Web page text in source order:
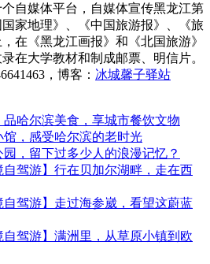
自媒体平台，自媒体宣传黑龙江第
家地理》、《中国旅游报》、《旅
在《黑龙江画报》和《北国旅游》
在大学教材和制成邮票、明信片。
，博客： 冰城馨子驿站
哈尔滨美食，享城市餐饮文物
，感受哈尔滨的老时光
，留下过多少人的浪漫记忆？
自驾游】行在贝加尔湖畔，走在西
自驾游】走过海参崴，看望这蔚蓝
自驾游】满洲里，从草原小镇到欧